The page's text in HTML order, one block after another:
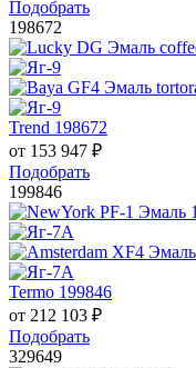
Подобрать
198672
Trend 198672
от 153 947 ₽
Подобрать
199846
Termo 199846
от 212 103 ₽
Подобрать
329649